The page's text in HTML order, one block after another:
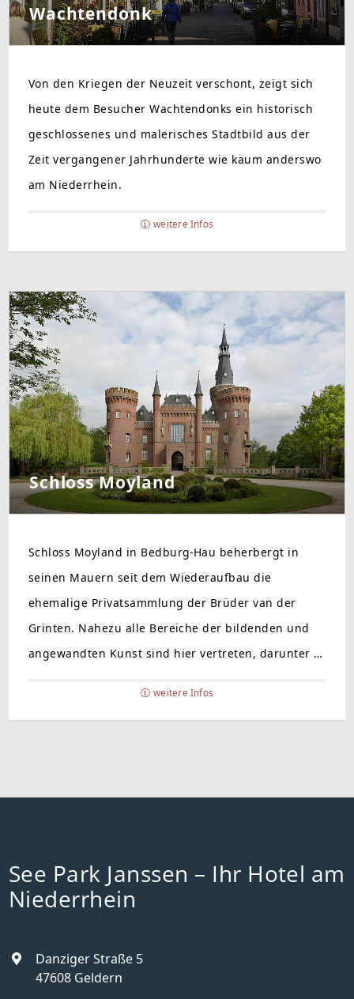
Wachtendonk
Von den Kriegen der Neuzeit verschont, zeigt sich
heute dem Besucher Wachtendonks ein historisch
geschlossenes und malerisches Stadtbild aus der
Zeit vergangener Jahrhunderte wie kaum anderswo
am Niederrhein.
weitere Infos
Schloss Moyland
Schloss Moyland in Bedburg-Hau beherbergt in
seinen Mauern seit dem Wiederaufbau die
ehemalige Privatsammlung der Brüder van der
Grinten. Nahezu alle Bereiche der bildenden und
angewandten Kunst sind hier vertreten, darunter …
weitere Infos
See Park Janssen – Ihr Hotel am
Niederrhein
Danziger Straße 5
47608 Geldern